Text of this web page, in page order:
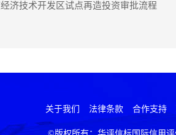
济技术开发区试点再造投资审批流程
关于我们 法律条款 合作支持